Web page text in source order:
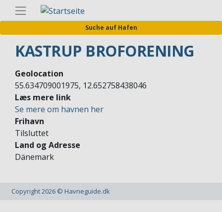
Direkt
zum
Suche auf Hafen
KASTRUP BROFORENING
Geolocation
55.634709001975, 12.652758438046
Læs mere link
Se mere om havnen her
Frihavn
Tilsluttet
Land og Adresse
Dänemark
Copyright 2026 © Havneguide.dk